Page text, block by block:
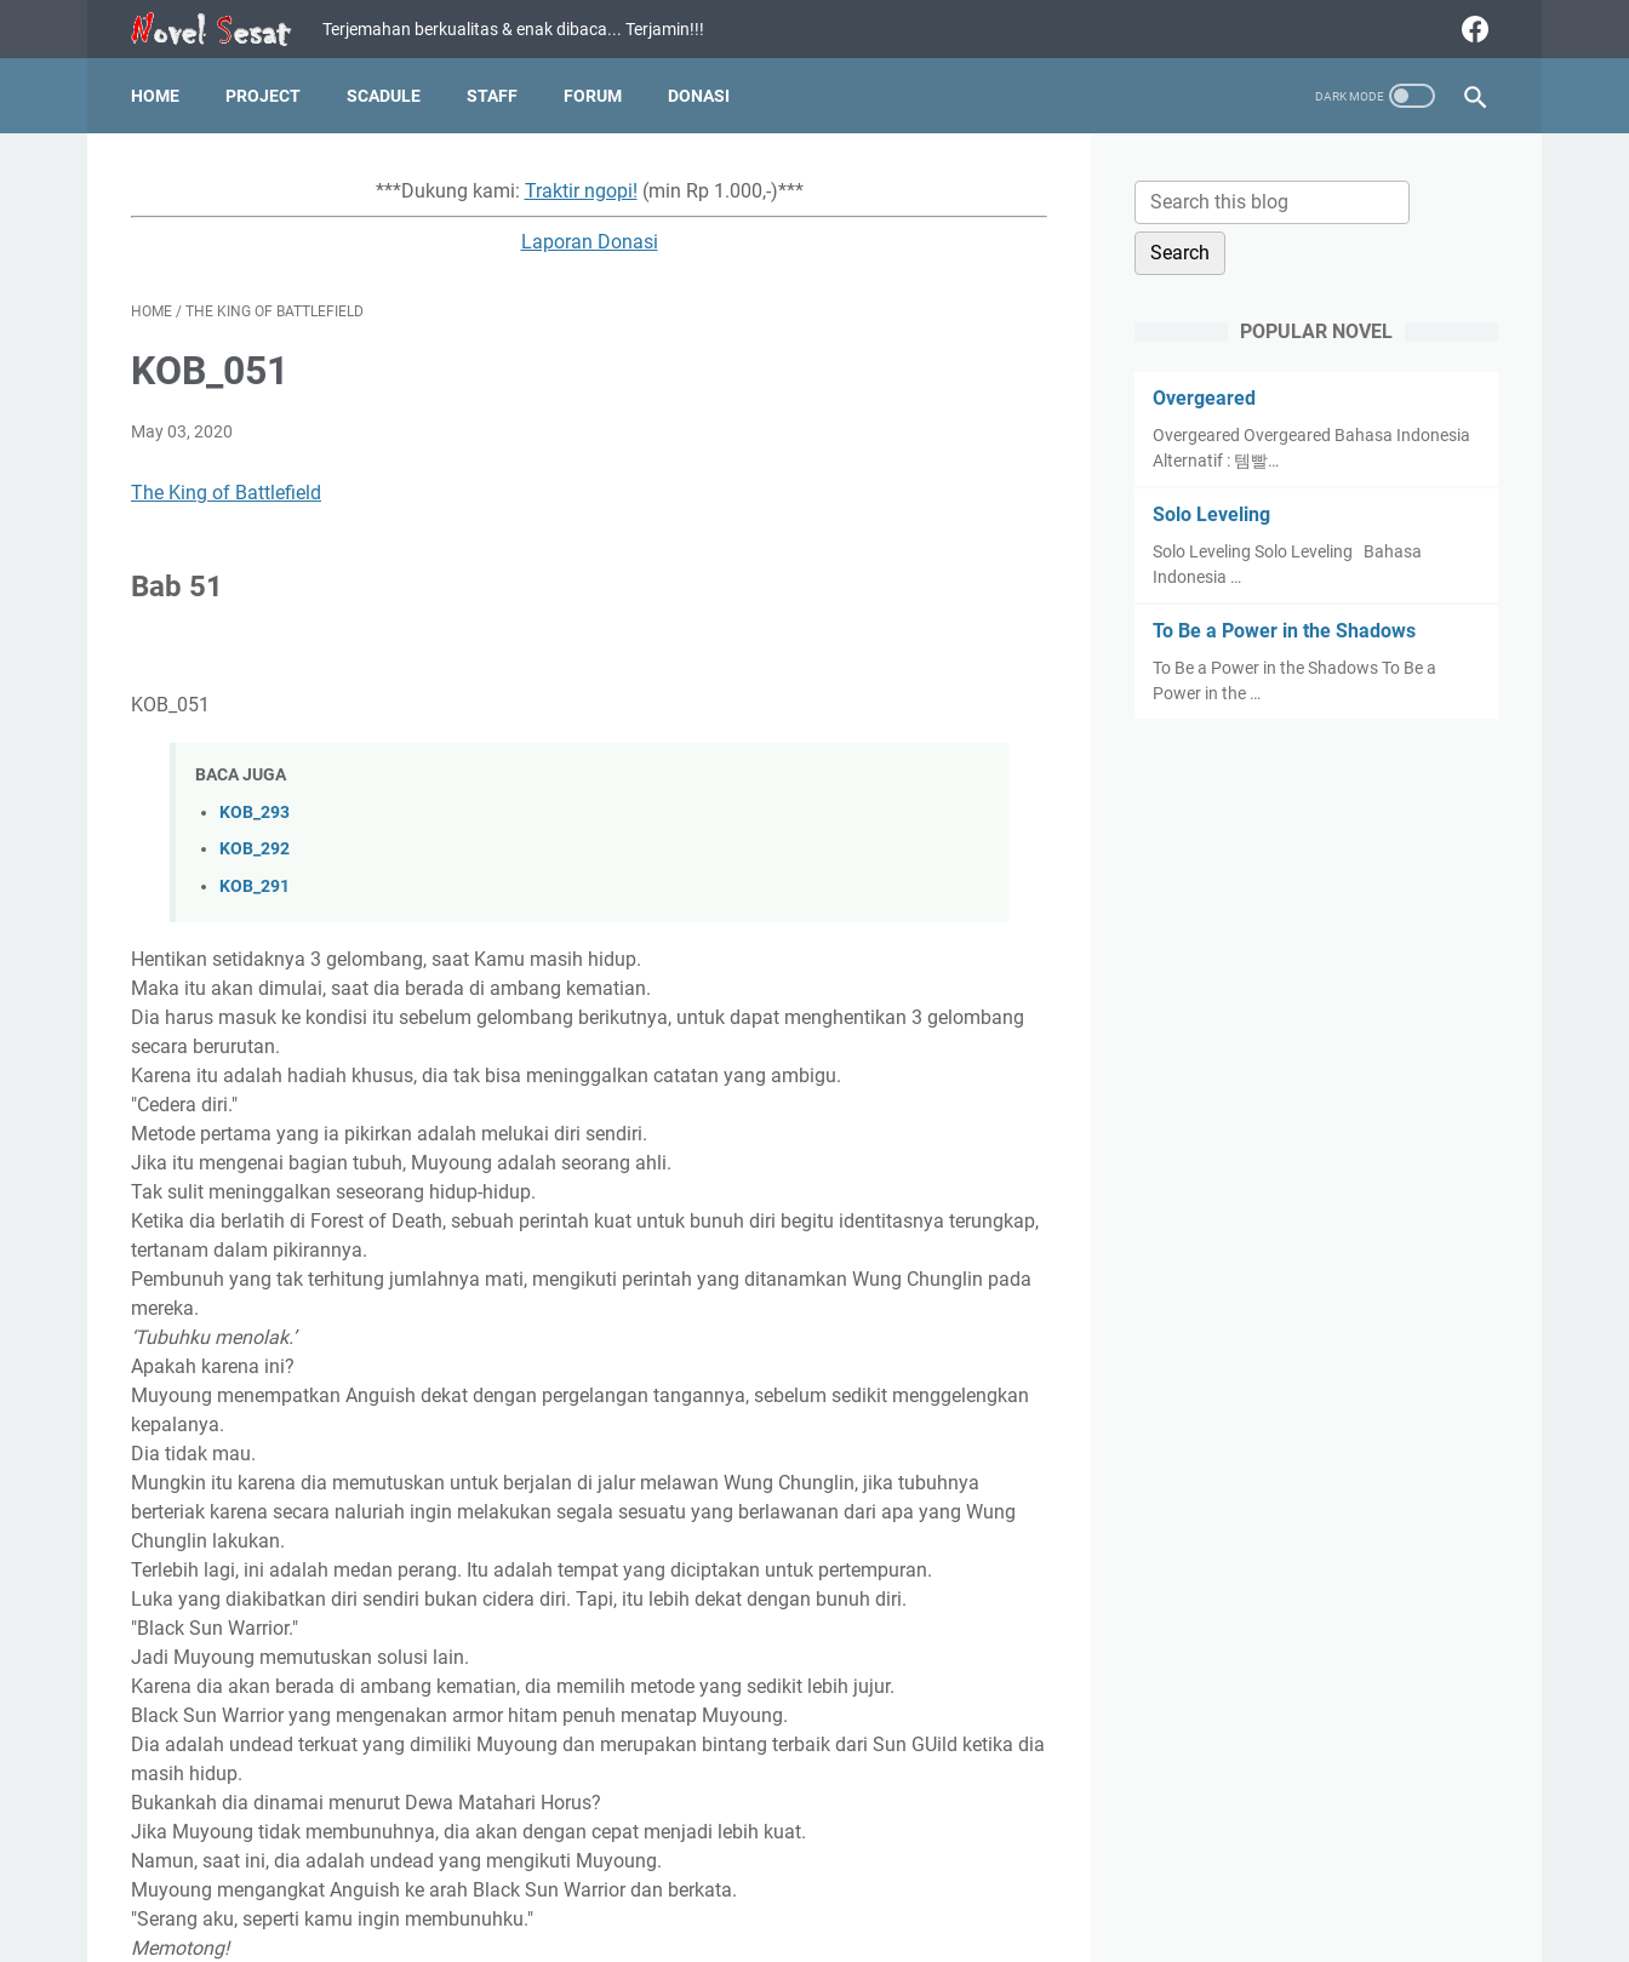
Terjemahan berkualitas & enak dibaca... Terjamin!!!
HOME PROJECT SCADULE STAFF FORUM DONASI
***Dukung kami: Traktir ngopi! (min Rp 1.000,-)***
Laporan Donasi
HOME / THE KING OF BATTLEFIELD
KOB_051
May 03, 2020
The King of Battlefield
Bab 51
KOB_051
BACA JUGA
KOB_293
KOB_292
KOB_291
Hentikan setidaknya 3 gelombang, saat Kamu masih hidup.
Maka itu akan dimulai, saat dia berada di ambang kematian.
Dia harus masuk ke kondisi itu sebelum gelombang berikutnya, untuk dapat menghentikan 3 gelombang
secara berurutan.
Karena itu adalah hadiah khusus, dia tak bisa meninggalkan catatan yang ambigu.
"Cedera diri."
Metode pertama yang ia pikirkan adalah melukai diri sendiri.
Jika itu mengenai bagian tubuh, Muyoung adalah seorang ahli.
Tak sulit meninggalkan seseorang hidup-hidup.
Ketika dia berlatih di Forest of Death, sebuah perintah kuat untuk bunuh diri begitu identitasnya terungkap,
tertanam dalam pikirannya.
Pembunuh yang tak terhitung jumlahnya mati, mengikuti perintah yang ditanamkan Wung Chunglin pada
mereka.
‘Tubuhku menolak.’
Apakah karena ini?
Muyoung menempatkan Anguish dekat dengan pergelangan tangannya, sebelum sedikit menggelengkan
kepalanya.
Dia tidak mau.
Mungkin itu karena dia memutuskan untuk berjalan di jalur melawan Wung Chunglin, jika tubuhnya
berteriak karena secara naluriah ingin melakukan segala sesuatu yang berlawanan dari apa yang Wung
Chunglin lakukan.
Terlebih lagi, ini adalah medan perang. Itu adalah tempat yang diciptakan untuk pertempuran.
Luka yang diakibatkan diri sendiri bukan cidera diri. Tapi, itu lebih dekat dengan bunuh diri.
"Black Sun Warrior."
Jadi Muyoung memutuskan solusi lain.
Karena dia akan berada di ambang kematian, dia memilih metode yang sedikit lebih jujur.
Black Sun Warrior yang mengenakan armor hitam penuh menatap Muyoung.
Dia adalah undead terkuat yang dimiliki Muyoung dan merupakan bintang terbaik dari Sun GUild ketika dia
masih hidup.
Bukankah dia dinamai menurut Dewa Matahari Horus?
Jika Muyoung tidak membunuhnya, dia akan dengan cepat menjadi lebih kuat.
Namun, saat ini, dia adalah undead yang mengikuti Muyoung.
Muyoung mengangkat Anguish ke arah Black Sun Warrior dan berkata.
"Serang aku, seperti kamu ingin membunuhku."
Memotong!
POPULAR NOVEL
Overgeared
Overgeared Overgeared Bahasa Indonesia
Alternatif : 템빨…
Solo Leveling
Solo Leveling Solo Leveling Bahasa
Indonesia …
To Be a Power in the Shadows
To Be a Power in the Shadows To Be a
Power in the …